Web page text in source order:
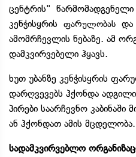
ცენტრის"
კენჭისყრის ფარულობას და
ამომრჩევლის ნებაზე. ამ
დამკვირვებელი ჰყავს.
ხუთ უბანზე კენჭისყრის
დარღვევებს ჰქონდა
პირები საარჩევნო კაბინაში
ან ჰქონდათ ამის მცდელობა.
სადამკვირვებლო